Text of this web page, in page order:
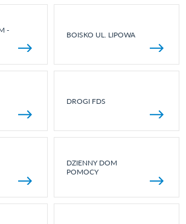
-
BOISKO UL. LIPOWA
DROGI FDS
DZIENNY DOM
POMOCY